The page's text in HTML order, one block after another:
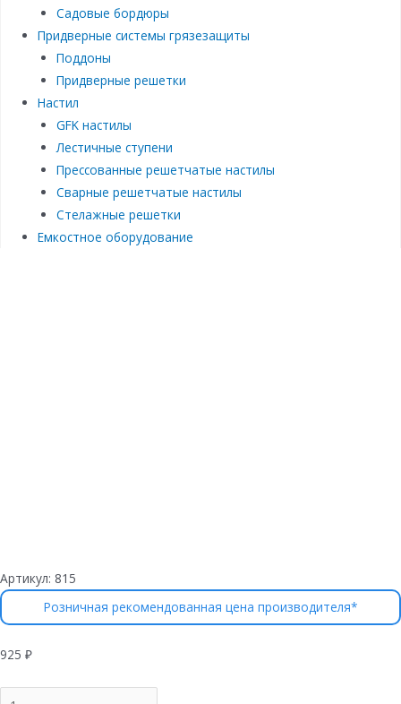
Садовые бордюры
Придверные системы грязезащиты
Поддоны
Придверные решетки
Настил
GFK настилы
Лестичные ступени
Прессованные решетчатые настилы
Сварные решетчатые настилы
Стелажные решетки
Емкостное оборудование
Артикул: 815
Розничная рекомендованная цена производителя*
925 ₽